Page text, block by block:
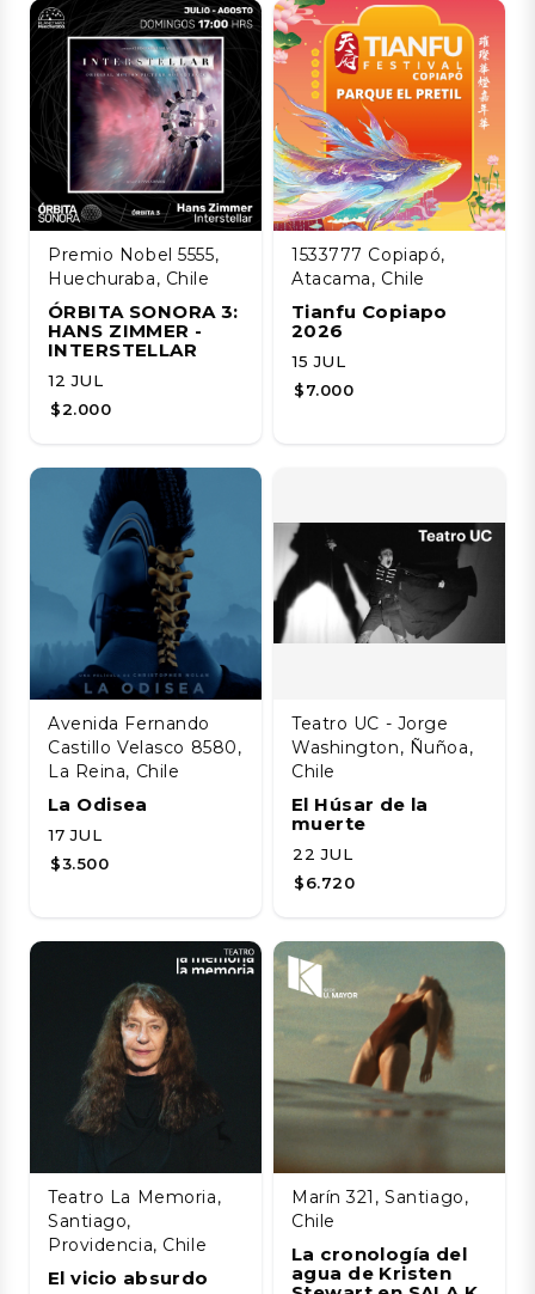
Premio Nobel 5555,
Huechuraba, Chile
ÓRBITA SONORA 3:
HANS ZIMMER -
INTERSTELLAR
12 JUL
$2.000
1533777 Copiapó,
Atacama, Chile
Tianfu Copiapo
2026
15 JUL
$7.000
Avenida Fernando
Castillo Velasco 8580,
La Reina, Chile
La Odisea
17 JUL
$3.500
Teatro UC - Jorge
Washington, Ñuñoa,
Chile
El Húsar de la
muerte
22 JUL
$6.720
Teatro La Memoria,
Santiago,
Providencia, Chile
El vicio absurdo
Marín 321, Santiago,
Chile
La cronología del
agua de Kristen